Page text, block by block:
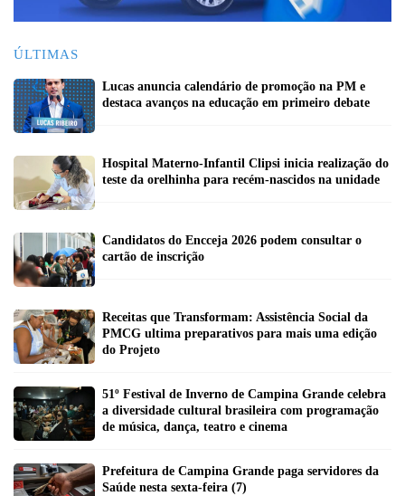
ÚLTIMAS
Lucas anuncia calendário de promoção na PM e
destaca avanços na educação em primeiro debate
Hospital Materno-Infantil Clipsi inicia realização do
teste da orelhinha para recém-nascidos na unidade
Candidatos do Encceja 2026 podem consultar o
cartão de inscrição
Receitas que Transformam: Assistência Social da
PMCG ultima preparativos para mais uma edição
do Projeto
51º Festival de Inverno de Campina Grande celebra
a diversidade cultural brasileira com programação
de música, dança, teatro e cinema
Prefeitura de Campina Grande paga servidores da
Saúde nesta sexta-feira (7)